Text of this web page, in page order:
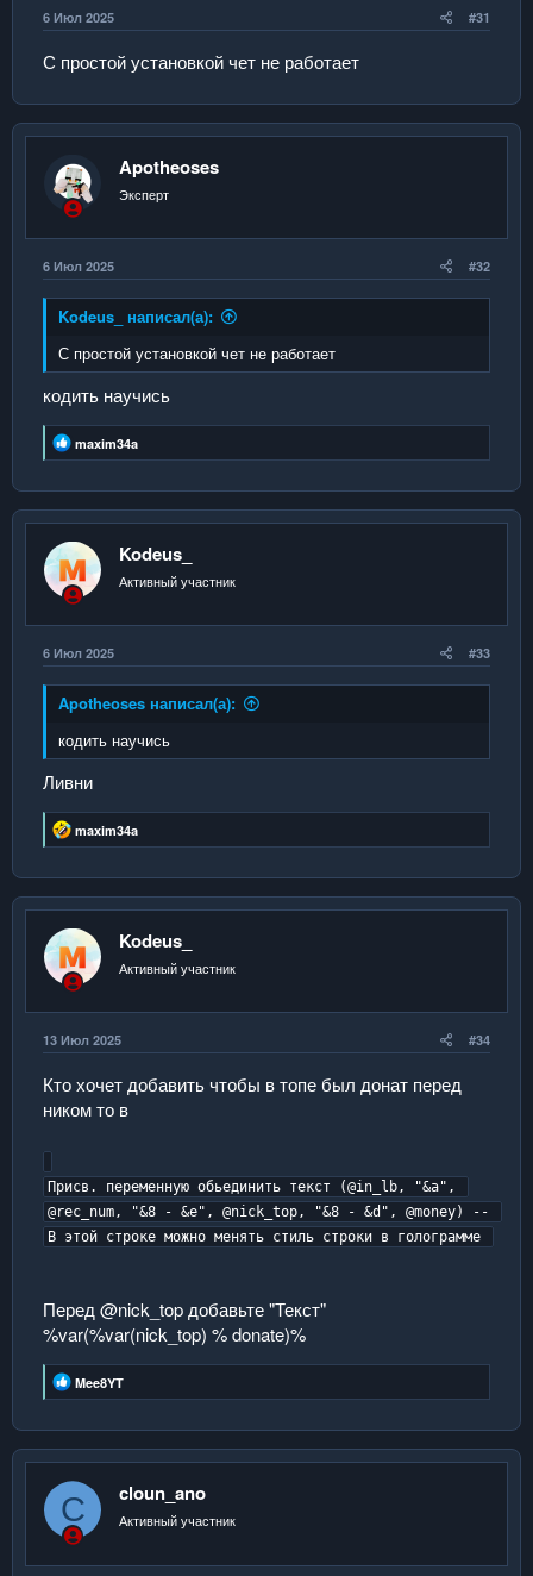
6 Июл 2025 #31
С простой установкой чет не работает
Apotheoses
Эксперт
6 Июл 2025 #32
Kodeus_ написал(а):
С простой установкой чет не работает
кодить научись
Р
е
к
ц
и
и
:
maxim34a
Kodeus_
Активный участник
6 Июл 2025 #33
Apotheoses написал(а):
кодить научись
Ливни
Р
е
к
ц
и
и
:
maxim34a
Kodeus_
Активный участник
13 Июл 2025 #34
Кто хочет добавить чтобы в топе был донат перед
ником то в
Присв. переменную обьединить текст (@in_lb, "&a",
@rec_num, "&8 - &e", @nick_top, "&8 - &d", @money) --
Перед @nick_top добавьте "Текст"
%var(%var(nick_top) % donate)%
Р
е
к
ц
и
и
:
Mee8YT
C cloun_ano
Активный участник